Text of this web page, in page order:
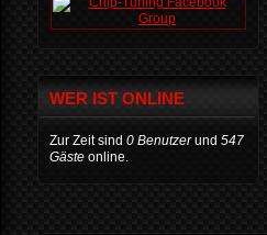
WER IST ONLINE
Zur Zeit sind 0 Benutzerund 547
Gäste online.